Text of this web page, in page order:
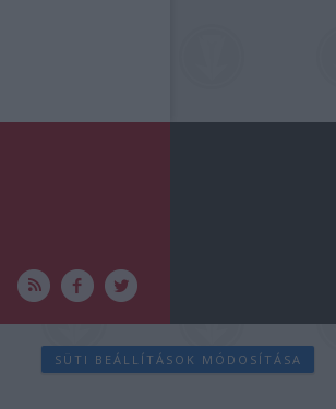
SÜTI BEÁLLÍTÁSOK MÓDOSÍTÁSA